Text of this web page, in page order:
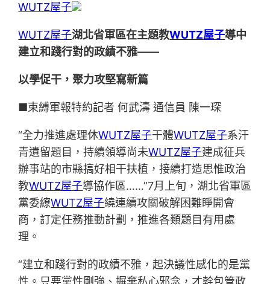
WUTZ屋子
WUTZ屋子湖北省軍區在主題教WUTZ屋子導中
建立和踐行對的政績不雅——
以學促干，聚力攻堅寫新篇
■束縛軍報特約記者 何武濤 通信員 陳一琛
“全力推進處理休WUTZ屋子干體WUTZ屋子系汗
青遺留題目，持續領導尚未WUTZ屋子建成征兵
辦事站的市縣搞好相干扶植，接續打造思惟政治
教WUTZ屋子導協作區……”7月上旬，湖北省軍區
黨委繚WUTZ屋子繞連續攻關破解困難睜開會
商，訂定任務推動計劃，推進各類題目有用處
理。
“建立和踐行對的政績不雅，起決議性感化的是黨